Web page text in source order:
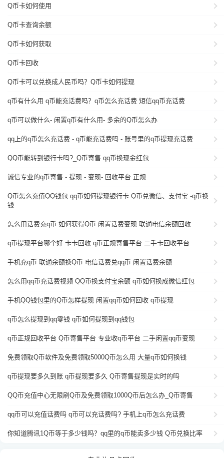
Q币卡如何使用
Q币卡查询余额
Q币卡如何获取
Q币卡回收
Q币卡可以兑换成人民币吗？Q币卡如何提现
q币有什么用 q币能充话费吗？q币怎么充话费 短信qq币充话费
q币可以做什么- 闲置q币有什么用- 多余的Q币怎么办
qq上的q币怎么充话费 - q币能充话费吗 - 账号里的q币提现充话费
QQ币能转到银行卡吗?_Q币寄售 qq币换现金红包
诚信专业的q币寄售 - 提现 - 变现- 回收平台 正规
Q币怎么充值QQ钱包 qq币如何提现银行卡 Q币兑微信、支付宝 -q币换
钱
怎么用话费充q币 如何获得Q币 闲置话费变现 联通电信余额回收
q币提现平台哪个好 卡卡回收 q币正规寄售平台 二手卡回收平台
手机充q币 联通余额换Q币 电信话费兑qq币 闲置话费余额
怎么用qq币充话费视频 QQ币换支付宝余额 q币如何换成微信红包
手机QQ钱包里的Q币怎样提现 闲置qq币如何回收 q币提现
q币怎么提现到qq零钱 q币如何提现到qq钱包
q币正规回收平台 Q币寄售平台 专业收q币平台 二手闲置qq币变现
免费领取Q币软件及免费领取5000Q币怎么用 大量q币如何换钱
q币提现要多久到账 q币提现要多久 Q币寄售提现是实时的吗
QQ币充值中心无限刷Q币及免费领取1000Q币后怎么办_Q币寄售
qq币可以充值话费吗 q币可以充话费吗? 手机上q币怎么充话费
你知道腾讯1Q币等于多少钱吗？qq里的q币能卖多少钱 Q币兑换比率